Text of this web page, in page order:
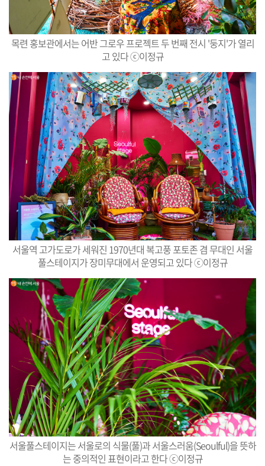
목련 홍보관에서는 어반 그로우 프로젝트 두 번째 전시 '둥지'가 열리
고 있다 ⓒ이정규
서울역 고가도로가 세워진 1970년대 복고풍 포토존 겸 무대인 서울
풀스테이지가 장미무대에서 운영되고 있다 ⓒ이정규
서울풀스테이지는 서울로의 식물(풀)과 서울스러움(Seoulful)을 뜻하
는 중의적인 표현이라고 한다 ⓒ이정규